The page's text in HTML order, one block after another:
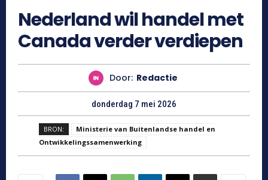
Nederland wil handel met
Canada verder verdiepen
Door: Redactie
donderdag 7 mei 2026
BRON:
Ministerie van Buitenlandse handel en
Ontwikkelingssamenwerking